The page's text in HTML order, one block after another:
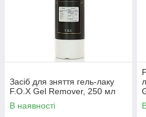
Засіб для зняття гель-лаку
F.O.X Gel Remover, 250 мл
В наявності